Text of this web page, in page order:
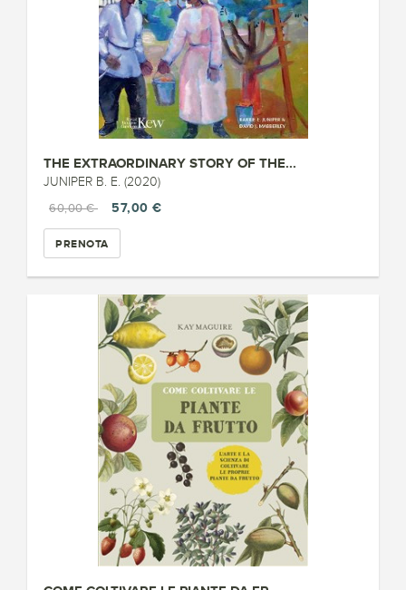
THE EXTRAORDINARY STORY OF THE...
JUNIPER B. E. (2020)
60,00 €
57,00 €
PRENOTA